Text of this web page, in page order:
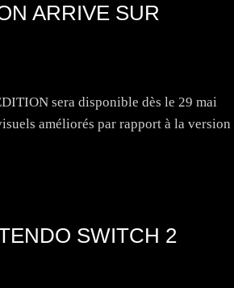
ARRIVE SUR
sera disponible dès le 29 mai
améliorés par rapport à la version
SWITCH 2